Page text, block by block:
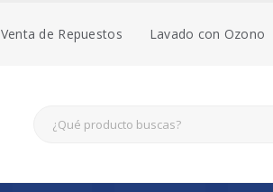
Venta de Repuestos Lavado con Ozono